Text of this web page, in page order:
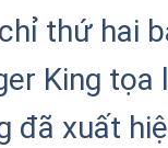
thứ hai
King tọa
đã xuất